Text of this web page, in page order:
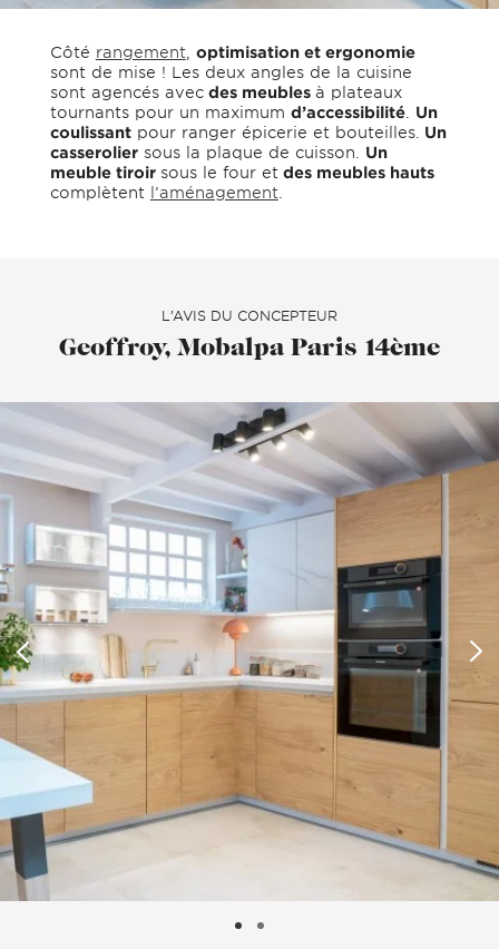
Côté rangement, optimisation et ergonomie
sont de mise ! Les deux angles de la cuisine
sont agencés avecdes meubles à plateaux
tournants pour un maximum d’accessibilité. Un
coulissantpour ranger épicerie et bouteilles. Un
casseroliersous la plaque de cuisson. Un
meuble tiroir sous le four etdes meubles hauts
complètent l’aménagement.
L’AVIS DU CONCEPTEUR
Geoffroy, Mobalpa Paris 14ème